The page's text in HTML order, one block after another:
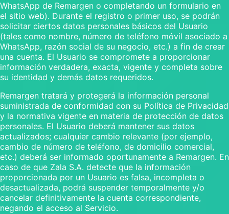
WhatsApp de Remargen o completando un formulario en
el sitio web). Durante el registro o primer uso, se podrán
solicitar ciertos datos personales básicos del Usuario
(tales como nombre, número de teléfono móvil asociado a
WhatsApp, razón social de su negocio, etc.) a fin de crear
una cuenta. El Usuario se compromete a proporcionar
información verdadera, exacta, vigente y completa sobre
su identidad y demás datos requeridos.
Remargen tratará y protegerá la información personal
suministrada de conformidad con su Política de Privacidad
y la normativa vigente en materia de protección de datos
personales. El Usuario deberá mantener sus datos
actualizados; cualquier cambio relevante (por ejemplo,
cambio de número de teléfono, de domicilio comercial,
etc.) deberá ser informado oportunamente a Remargen. En
caso de que Zala S.A. detecte que la información
proporcionada por un Usuario es falsa, incompleta o
desactualizada, podrá suspender temporalmente y/o
cancelar definitivamente la cuenta correspondiente,
negando el acceso al Servicio.